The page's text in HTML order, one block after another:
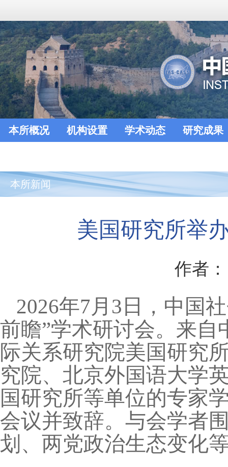
本所概况 机构设置 学术动态 研究成果
本所新闻
美国研究所举
作者：
2026年7月3日，中国
前瞻”学术研讨会。来
际关系研究院美国研究
究院、北京外国语大学
国研究所等单位的专家
会议并致辞。与会学者
划、两党政治生态变化